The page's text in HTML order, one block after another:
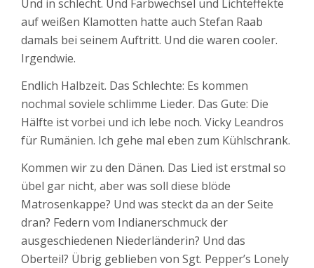
Und in schlecht. Und Farbwechsel und Lichteffekte
auf weißen Klamotten hatte auch Stefan Raab
damals bei seinem Auftritt. Und die waren cooler.
Irgendwie.
Endlich Halbzeit. Das Schlechte: Es kommen
nochmal soviele schlimme Lieder. Das Gute: Die
Hälfte ist vorbei und ich lebe noch. Vicky Leandros
für Rumänien. Ich gehe mal eben zum Kühlschrank.
Kommen wir zu den Dänen. Das Lied ist erstmal so
übel gar nicht, aber was soll diese blöde
Matrosenkappe? Und was steckt da an der Seite
dran? Federn vom Indianerschmuck der
ausgeschiedenen Niederländerin? Und das
Oberteil? Übrig geblieben von Sgt. Pepper’s Lonely